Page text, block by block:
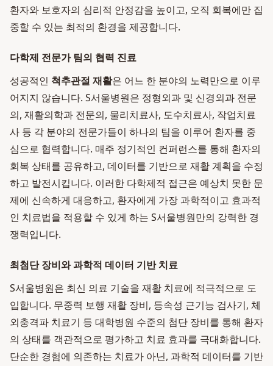
환자와 보호자의 심리적 안정감을 높이고, 오직 회복에만 집
중할 수 있는 최적의 환경을 제공합니다.
다학제 전문가 팀의 협력 진료
성공적인 척추관절 재활은 어느 한 분야의 노력만으로 이루
어지지 않습니다. S서울병원은 정형외과 및 신경외과 전문
의, 재활의학과 전문의, 물리치료사, 도수치료사, 작업치료
사 등 각 분야의 전문가들이 하나의 팀을 이루어 환자를 중
심으로 협력합니다. 매주 정기적인 컨퍼런스를 통해 환자의
회복 상태를 공유하고, 데이터를 기반으로 재활 계획을 수정
하고 발전시킵니다. 이러한 다학제적 접근은 예상치 못한 문
제에 신속하게 대응하고, 환자에게 가장 과학적이고 효과적
인 치료법을 적용할 수 있게 하는 S서울병원만의 강력한 경
쟁력입니다.
최첨단 장비와 과학적 데이터 기반 치료
S서울병원은 최신 의료 기술을 재활 치료에 적극적으로 도
입합니다. 무중력 보행 재활 장비, 등속성 근기능 검사기, 체
외충격파 치료기 등 대학병원 수준의 첨단 장비를 통해 환자
의 상태를 객관적으로 평가하고 치료 효과를 극대화합니다.
단순한 경험에 의존하는 치료가 아닌, 과학적 데이터를 기반